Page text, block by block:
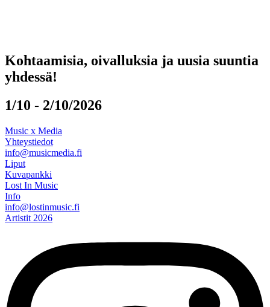
Kohtaamisia, oivalluksia ja uusia suuntia
yhdessä!
1/10 - 2/10/2026
Music x Media
Yhteystiedot
info@musicmedia.fi
Liput
Kuvapankki
Lost In Music
Info
info@lostinmusic.fi
Artistit 2026